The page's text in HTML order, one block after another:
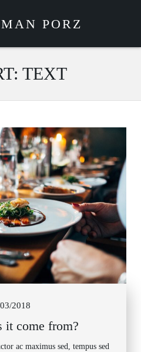
PORZ
TEXT
2018
it come from?
ac maximus sed, tempus sed